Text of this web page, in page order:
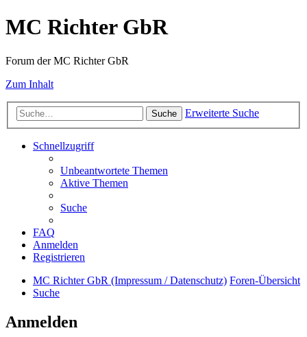
MC Richter GbR
Forum der MC Richter GbR
Zum Inhalt
Suche Erweiterte Suche
Schnellzugriff
Unbeantwortete Themen
Aktive Themen
Suche
FAQ
Anmelden
Registrieren
MC Richter GbR (Impressum / Datenschutz) Foren-Übersicht
Suche
Anmelden